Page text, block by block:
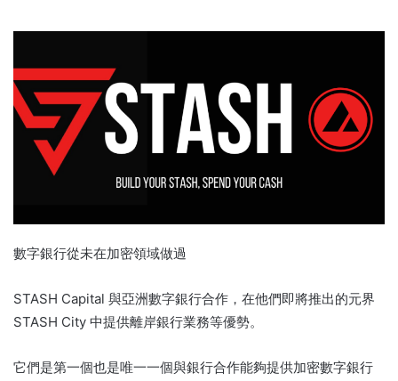
數字銀行從未在加密領域做過
STASH Capital 與亞洲數字銀行合作，在他們即將推出的元界
STASH City 中提供離岸銀行業務等優勢。
它們是第一個也是唯一一個與銀行合作能夠提供加密數字銀行